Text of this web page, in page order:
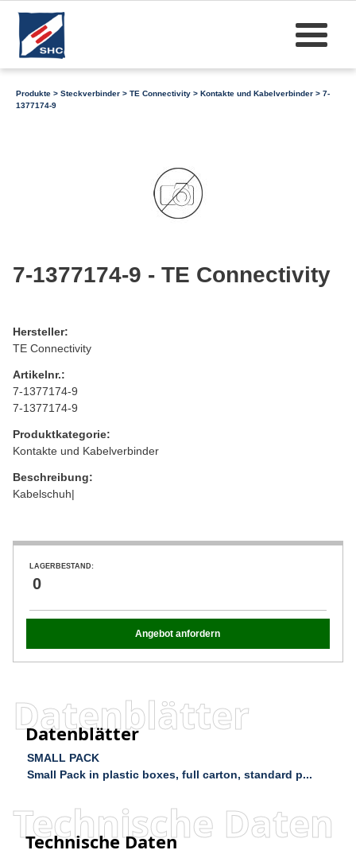
Produkte > Steckverbinder > TE Connectivity > Kontakte und Kabelverbinder > 7-
1377174-9
7-1377174-9 - TE Connectivity
Hersteller:
TE Connectivity
Artikelnr.:
7-1377174-9
7-1377174-9
Produktkategorie:
Kontakte und Kabelverbinder
Beschreibung:
Kabelschuh|
LAGERBESTAND:
0
Angebot anfordern
Datenblätter
Datenblätter
SMALL PACK
Small Pack in plastic boxes, full carton, standard p...
Technische Daten
Technische Daten